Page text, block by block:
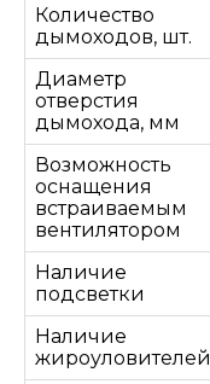
Количество
дымоходов, шт.
Диаметр
отверстия
дымохода, мм
Возможность
оснащения
встраиваемым
вентилятором
Наличие
подсветки
Наличие
жироуловителей